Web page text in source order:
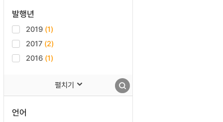
발행년
2019 (1)
2017 (2)
2016 (1)
펼치기
언어